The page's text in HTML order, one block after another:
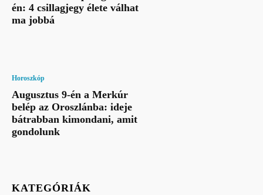
én: 4 csillagjegy élete válhat
ma jobbá
Horoszkóp
Augusztus 9-én a Merkúr
belép az Oroszlánba: ideje
bátrabban kimondani, amit
gondolunk
KATEGÓRIÁK